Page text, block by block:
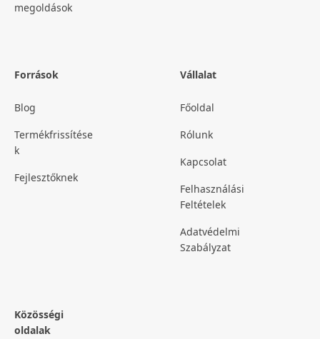
megoldások
Források
Blog
Termékfrissítése
k
Fejlesztőknek
Vállalat
Főoldal
Rólunk
Kapcsolat
Felhasználási
Feltételek
Adatvédelmi
Szabályzat
Közösségi
oldalak